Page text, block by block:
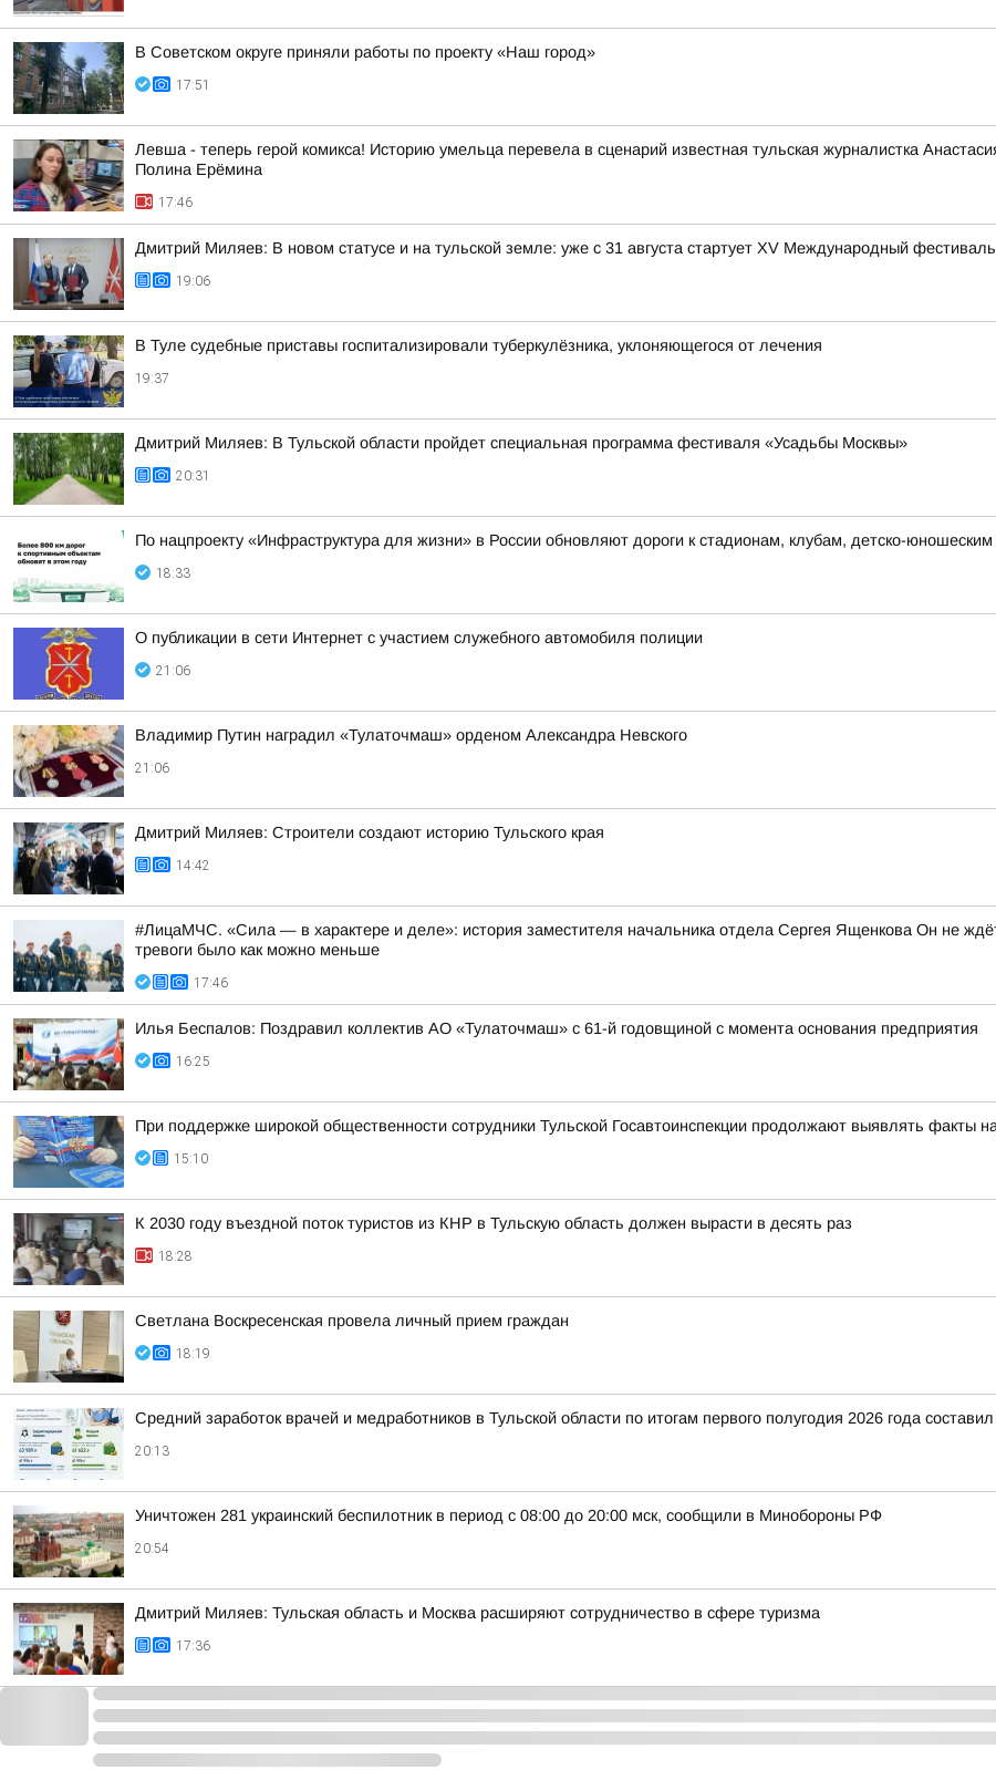
В Советском округе приняли работы по проекту «Наш город»
17:51
Левша - теперь герой комикса! Историю умельца перевела в сценарий известная тульская журналистка
Полина Ерёмина
17:46
Дмитрий Миляев: В новом статусе и на тульской земле: уже с 31 августа стартует XV Международный
19:06
В Туле судебные приставы госпитализировали туберкулёзника, уклоняющегося от лечения
19:37
Дмитрий Миляев: В Тульской области пройдет специальная программа фестиваля «Усадьбы Москвы»
20:31
По нацпроекту «Инфраструктура для жизни» в России обновляют дороги к стадионам, клубам, детско-
18:33
О публикации в сети Интернет с участием служебного автомобиля полиции
21:06
Владимир Путин наградил «Тулаточмаш» орденом Александра Невского
21:06
Дмитрий Миляев: Строители создают историю Тульского края
14:42
#ЛицаМЧС. «Сила — в характере и деле»: история заместителя начальника отдела Сергея Ященкова Он не
тревоги было как можно меньше
17:46
Илья Беспалов: Поздравил коллектив АО «Тулаточмаш» с 61-й годовщиной с момента основания предприятия
16:25
При поддержке широкой общественности сотрудники Тульской Госавтоинспекции продолжают выявлять факты
15:10
К 2030 году въездной поток туристов из КНР в Тульскую область должен вырасти в десять раз
18:28
Светлана Воскресенская провела личный прием граждан
18:19
Средний заработок врачей и медработников в Тульской области по итогам первого полугодия 2026 года
20:13
Уничтожен 281 украинский беспилотник в период с 08:00 до 20:00 мск, сообщили в Минобороны РФ
20:54
Дмитрий Миляев: Тульская область и Москва расширяют сотрудничество в сфере туризма
17:36